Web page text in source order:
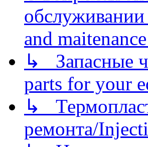
and
↳ Запасные
parts for your
↳
ремонта/